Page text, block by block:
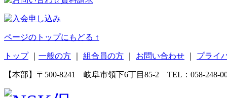
ページのトップにもどる ↑
トップ 一般の方 組合員の方 お問い合わせ プライ
【本部】〒500-8241 岐阜市領下6丁目85-2 TEL：058-248-